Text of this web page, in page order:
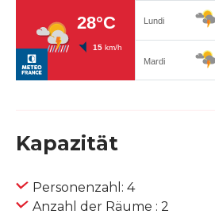
Kapazität
Personenzahl: 4
Anzahl der Räume : 2